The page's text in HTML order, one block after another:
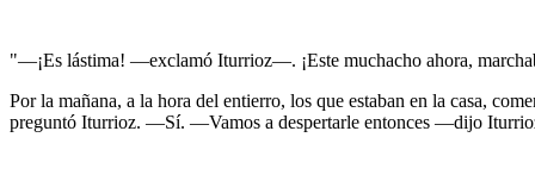
"—¡Es lástima! —exclamó Iturrioz—. ¡Este muchacho ahora,
Por la mañana, a la hora del entierro, los que estaban en la casa,
preguntó Iturrioz. —Sí. —Vamos a despertarle entonces —dijo